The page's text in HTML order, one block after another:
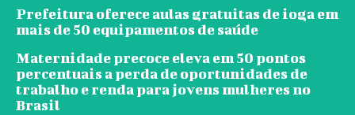
Prefeitura oferece aulas gratuitas de ioga em
mais de 50 equipamentos de saúde
Maternidade precoce eleva em 50 pontos
percentuais a perda de oportunidades de
trabalho e renda para jovens mulheres no
Brasil